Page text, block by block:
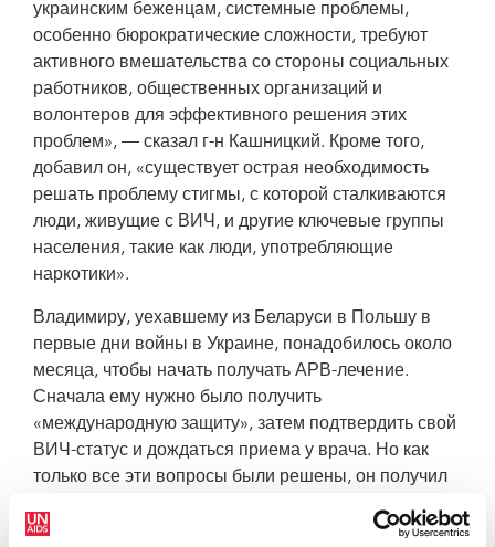
украинским беженцам, системные проблемы,
особенно бюрократические сложности, требуют
активного вмешательства со стороны социальных
работников, общественных организаций и
волонтеров для эффективного решения этих
проблем», — сказал г-н Кашницкий. Кроме того,
добавил он, «существует острая необходимость
решать проблему стигмы, с которой сталкиваются
люди, живущие с ВИЧ, и другие ключевые группы
населения, такие как люди, употребляющие
наркотики».
Владимиру, уехавшему из Беларуси в Польшу в
первые дни войны в Украине, понадобилось около
месяца, чтобы начать получать АРВ-лечение.
Сначала ему нужно было получить
«международную защиту», затем подтвердить свой
ВИЧ-статус и дождаться приема у врача. Но как
только все эти вопросы были решены, он получил